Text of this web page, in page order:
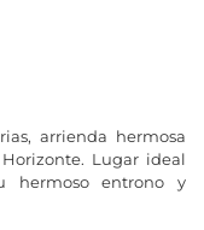
arrienda hermosa
Lugar ideal
hermoso entrono y